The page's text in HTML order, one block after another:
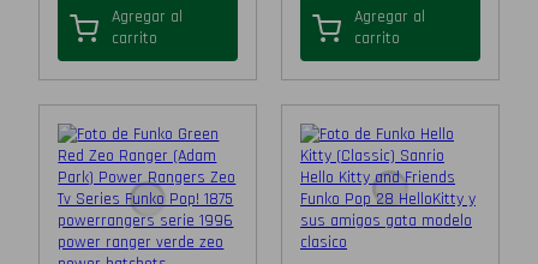
Agregar al
carrito
Agregar al
carrito